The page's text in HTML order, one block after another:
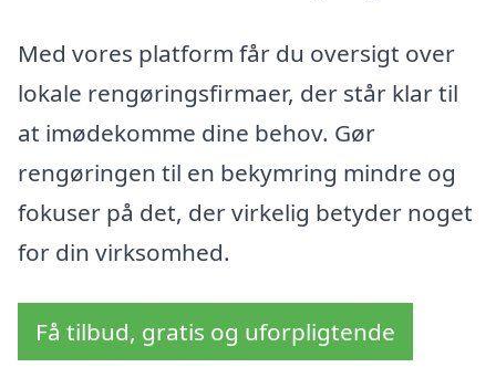
Med vores platform får du oversigt over
lokale rengøringsfirmaer, der står klar til
at imødekomme dine behov. Gør
rengøringen til en bekymring mindre og
fokuser på det, der virkelig betyder noget
for din virksomhed.
Få tilbud, gratis og uforpligtende